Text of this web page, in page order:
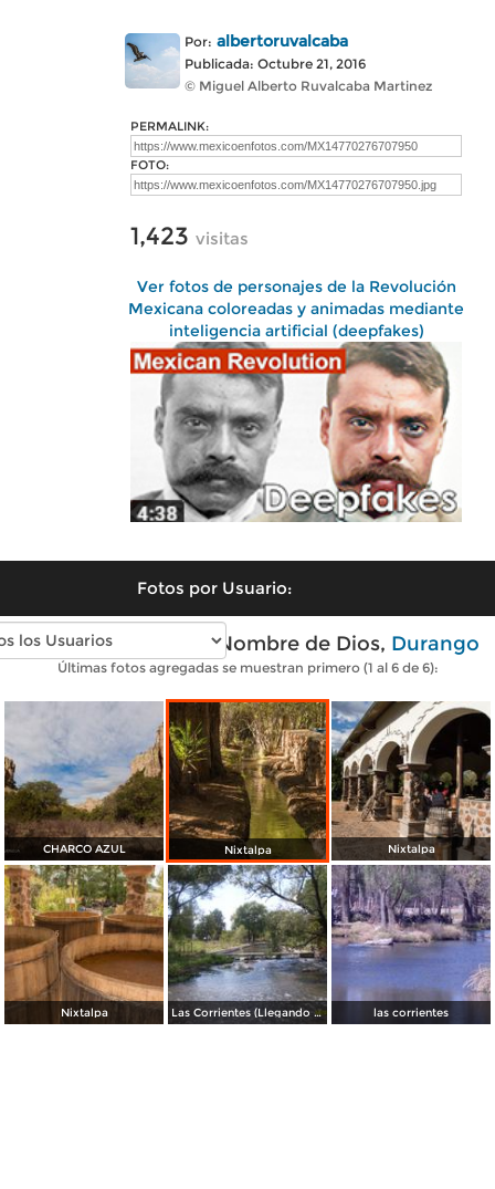
Por: albertoruvalcaba
Publicada: Octubre 21, 2016
© Miguel Alberto Ruvalcaba Martinez
PERMALINK:
FOTO:
1,423 visitas
Ver fotos de personajes de la Revolución
Mexicana coloreadas y animadas mediante
inteligencia artificial (deepfakes)
Fotos por Usuario:
Fotos modernas de Nombre de Dios, Durango
Últimas fotos agregadas se muestran primero (1 al 6 de 6):
CHARCO AZUL Nixtalpa Nixtalpa
Nixtalpa Las Corrientes (Llegando a los Fuentes) las corrientes